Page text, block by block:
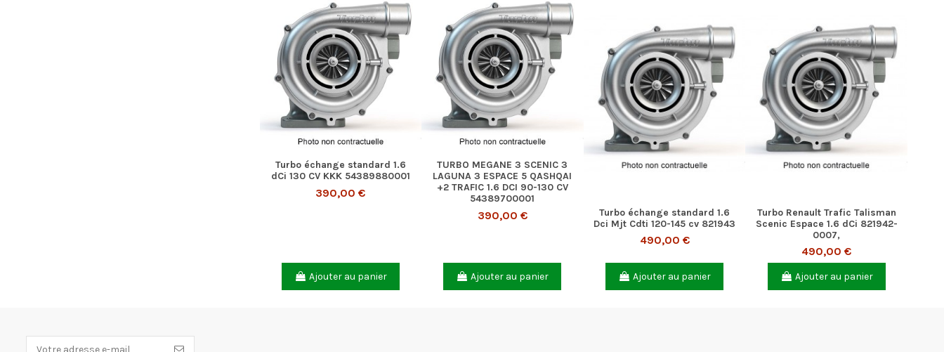
Turbo échange standard 1.6
dCi 130 CV KKK 54389880001
390,00 €
Ajouter au panier
TURBO MEGANE 3 SCENIC 3
LAGUNA 3 ESPACE 5 QASHQAI
+2 TRAFIC 1.6 DCI 90-130 CV
54389700001
390,00 €
Ajouter au panier
Turbo échange standard 1.6
Dci Mjt Cdti 120-145 cv 821943
490,00 €
Ajouter au panier
Turbo Renault Trafic Talisman
Scenic Espace 1.6 dCi 821942-
0007,
490,00 €
Ajouter au panier